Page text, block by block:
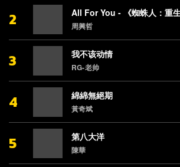
2 周興哲
3 我不该动情
RG-老帅
4 綿綿無絕期
黃奇斌
5 第八大洋
陳華